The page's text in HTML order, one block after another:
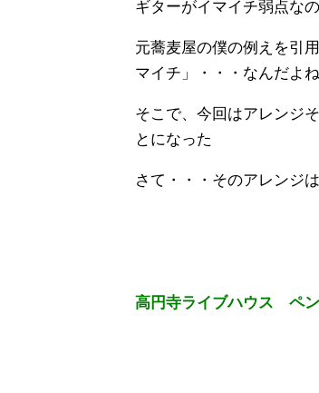
ギターがイマイチ弱点な
元蕎麦屋の僕の例えを引
マイチ」・・・なんだよね
そこで、今回はアレンジ
とになった
さて・・・そのアレンジ
高円寺ライブハウス ペ